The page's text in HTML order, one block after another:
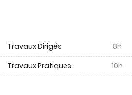
Travaux Dirigés
8h
Travaux Pratiques 10h